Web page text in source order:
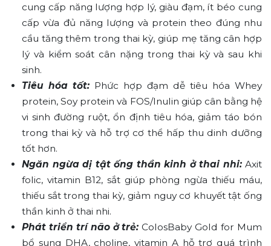
cung cấp năng lượng hợp lý, giàu đạm, ít béo cung
cấp vừa đủ năng lượng và protein theo đúng nhu
cầu tăng thêm trong thai kỳ, giúp mẹ tăng cân hợp
lý và kiểm soát cân nặng trong thai kỳ và sau khi
sinh.
Tiêu hóa tốt: Phức hợp đạm dễ tiêu hóa Whey
protein, Soy protein và FOS/Inulin giúp cân bằng hệ
vi sinh đường ruột, ổn định tiêu hóa, giảm táo bón
trong thai kỳ và hỗ trợ cơ thể hấp thu dinh dưỡng
tốt hơn.
Ngăn ngừa dị tật ống thần kinh ở thai nhi:Axit
folic, vitamin B12, sắt giúp phòng ngừa thiếu máu,
thiếu sắt trong thai kỳ, giảm nguy cơ khuyết tật ống
thần kinh ở thai nhi.
Phát triển trí não ở trẻ: ColosBaby Gold for Mum
bổ sung DHA, choline, vitamin A hỗ trợ quá trình